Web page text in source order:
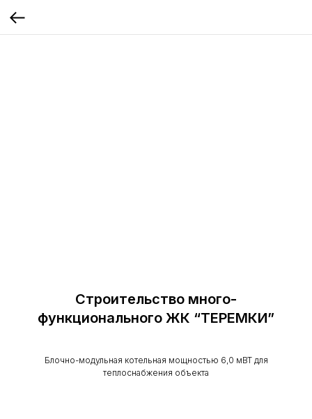
Строительство много-
функционального ЖК “ТЕРЕМКИ”
Блочно-модульная котельная мощностью 6,0 мВТ для
теплоснабжения объекта